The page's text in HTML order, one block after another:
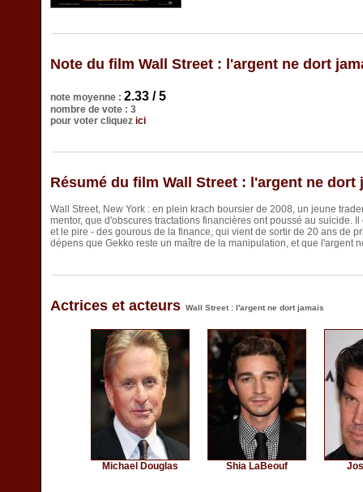
Note du film Wall Street : l'argent ne dort
note moyenne : 2.33 / 5
nombre de vote : 3
pour voter cliquez ici
Résumé du film Wall Street : l'argent ne dort
Wall Street, New York : en plein krach boursier de 2008, un jeune
mentor, que d'obscures tractations financières ont poussé au suicide.
et le pire - des gourous de la finance, qui vient de sortir de 20 ans de
dépens que Gekko reste un maître de la manipulation, et que l'argent
Actrices et acteurs Wall Street : l'argent ne dort jamais
Michael Douglas Shia LaBeouf